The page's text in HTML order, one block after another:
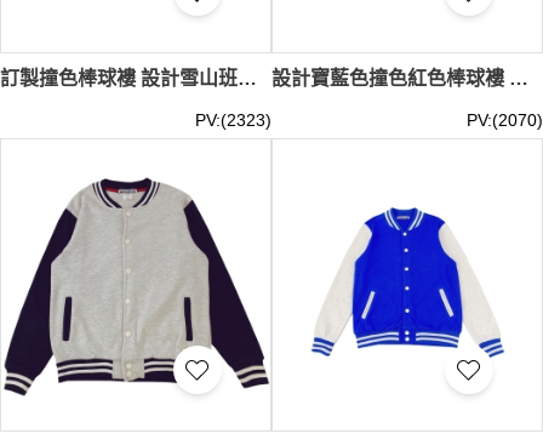
訂製撞色棒球褸 設計雪山班褸 可設計繡花logo 時尚棒球褸設計 SKBJ021
PV:(2323)
設計寶藍色撞色紅色棒球褸 可印製logo 棒球服秋冬款 工作服外套 學生班服 SKBJ020
PV:(2070)